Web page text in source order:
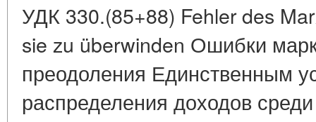
УДК 330.(85+88) Fehler des
sie zu überwinden Ошибки
преодоления Единственным
распределения доходов